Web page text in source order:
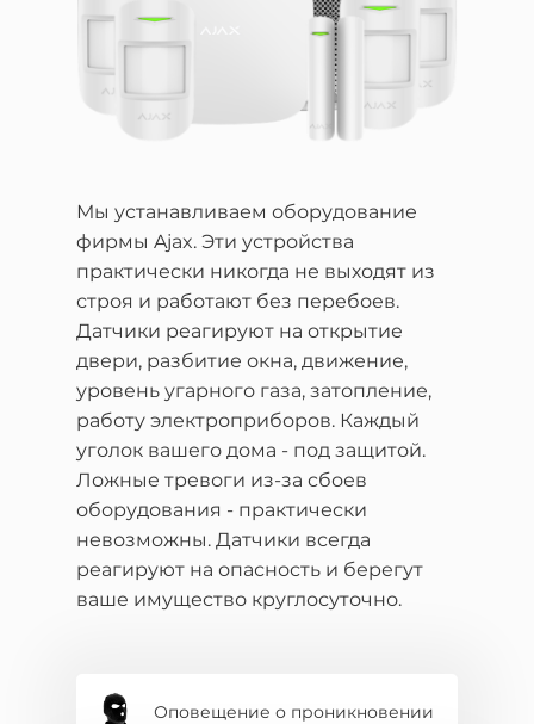
Мы устанавливаем оборудование
фирмы Ajax. Эти устройства
практически никогда не выходят из
строя и работают без перебоев.
Датчики реагируют на открытие
двери, разбитие окна, движение,
уровень угарного газа, затопление,
работу электроприборов. Каждый
уголок вашего дома - под защитой.
Ложные тревоги из-за сбоев
оборудования - практически
невозможны. Датчики всегда
реагируют на опасность и берегут
ваше имущество круглосуточно.
Оповещение о проникновении